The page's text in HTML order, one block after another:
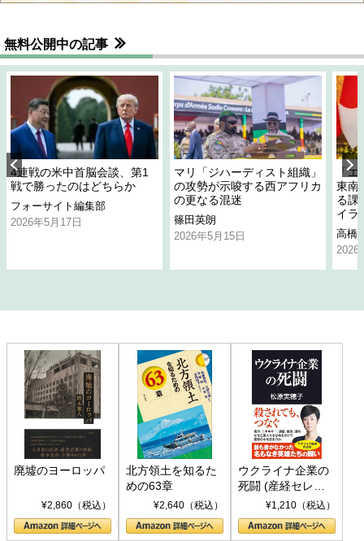
無料公開中の記事
4連戦の米中首脳会談、第1
戦で勝ったのはどちらか
フォーサイト編集部
2026年5月17日
マリ「ジハーディスト組織」
の攻勢が示唆する西アフリカ
の更なる混迷
篠田英朗
2026年5月15日
「
東南
る課
イラ
高橋
2026
廃墟のヨーロッパ
¥2,860（税込）
北方領土を知るた
めの63章
¥2,640（税込）
ウクライナ企業の
死闘 (産経セレク
ト S 039)¥1,210（税込）